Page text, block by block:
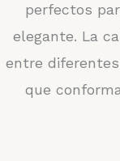
perfectos
elegante. La
entre diferentes
que